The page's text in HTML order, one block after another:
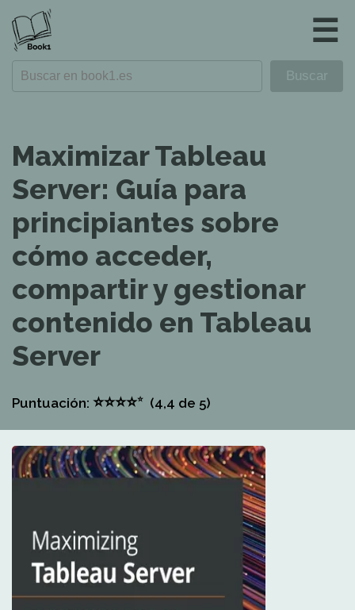
☰
Maximizar Tableau
Server: Guía para
principiantes sobre
cómo acceder,
compartir y gestionar
contenido en Tableau
Server
Puntuación: ⭐⭐⭐⭐⭐ (4,4 de 5)